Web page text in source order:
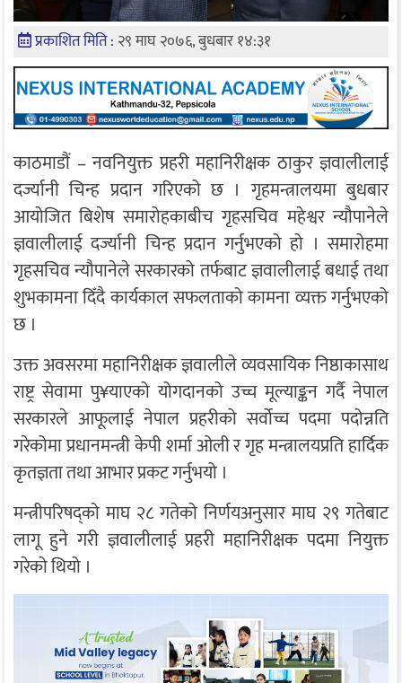
प्रकाशित मिति : २९ माघ २०७६, बुधबार १४:३१
काठमाडौं – नवनियुक्त प्रहरी महानिरीक्षक ठाकुर ज्ञवालीलाई
दर्ज्यानी चिन्ह प्रदान गरिएको छ । गृहमन्त्रालयमा बुधबार
आयोजित बिशेष समारोहकाबीच गृहसचिव महेश्वर न्यौपानेले
ज्ञवालीलाई दर्ज्यानी चिन्ह प्रदान गर्नुभएको हो । समारोहमा
गृहसचिव न्यौपानेले सरकारको तर्फबाट ज्ञवालीलाई बधाई तथा
शुभकामना दिँदै कार्यकाल सफलताको कामना व्यक्त गर्नुभएको
छ ।
उक्त अवसरमा महानिरीक्षक ज्ञवालीले व्यवसायिक निष्ठाकासाथ
राष्ट्र सेवामा पु‍¥याएको योगदानको उच्च मूल्याङ्कन गर्दै नेपाल
सरकारले आफूलाई नेपाल प्रहरीको सर्वोच्च पदमा पदोन्नति
गरेकोमा प्रधानमन्त्री केपी शर्मा ओली र गृह मन्त्रालयप्रति हार्दिक
कृतज्ञता तथा आभार प्रकट गर्नुभयो ।
मन्त्रीपरिषद्को माघ २८ गतेको निर्णयअनुसार माघ २९ गतेबाट
लागू हुने गरी ज्ञवालीलाई प्रहरी महानिरीक्षक पदमा नियुक्त
गरेको थियो ।